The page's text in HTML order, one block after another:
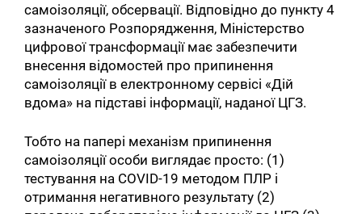
самоізоляції, обсервації. Відповідно до пункту 4
зазначеного Розпорядження, Міністерство
цифрової трансформації має забезпечити
внесення відомостей про припинення
самоізоляції в електронному сервісі «Дій
вдома» на підставі інформації, наданої ЦГЗ.
Тобто на папері механізм припинення
самоізоляції особи виглядає просто: (1)
тестування на СОVID-19 методом ПЛР і
отримання негативного результату (2)